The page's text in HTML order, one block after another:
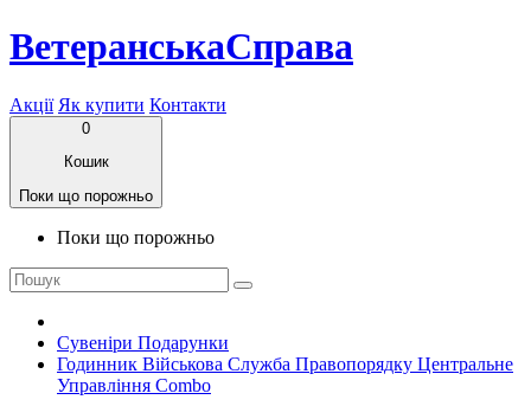
ВетеранськаСправа
Акції Як купити Контакти
0
Кошик
Поки що порожньо
Поки що порожньо
Сувеніри Подарунки
Годинник Військова Служба Правопорядку Центральне
Управління Combo